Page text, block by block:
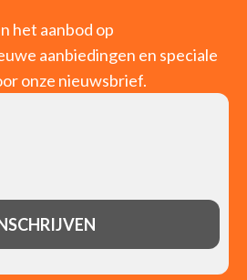
het aanbod op
aanbiedingen en speciale
onze nieuwsbrief.